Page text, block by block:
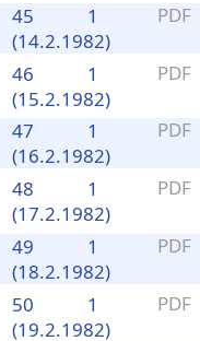
PDF
1
45
(14.2.1982)
PDF
1
46
(15.2.1982)
PDF
1
47
(16.2.1982)
PDF
1
48
(17.2.1982)
PDF
1
49
(18.2.1982)
PDF
1
50
(19.2.1982)